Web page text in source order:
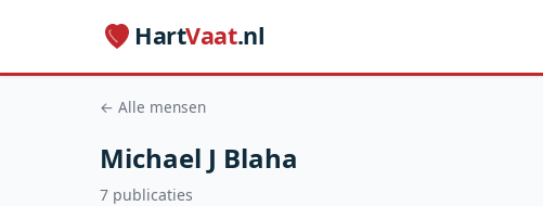
HartVaat.nl
← Alle mensen
Michael J Blaha
7 publicaties